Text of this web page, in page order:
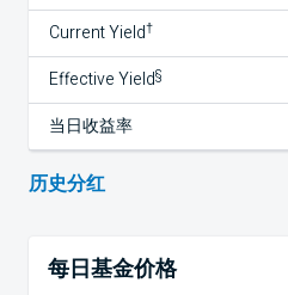
Current Yield†
Effective Yield§
当日收益率
历史分红
每日基金价格